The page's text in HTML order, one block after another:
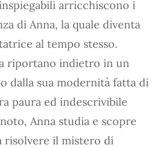
arricchiscono i
di Anna, la quale diventa
al tempo stesso.
riportano indietro in un
dalla sua modernità fatta di
paura ed indescrivibile
Anna studia e scopre
risolvere il mistero di